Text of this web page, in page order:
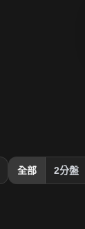
全部 2分盤